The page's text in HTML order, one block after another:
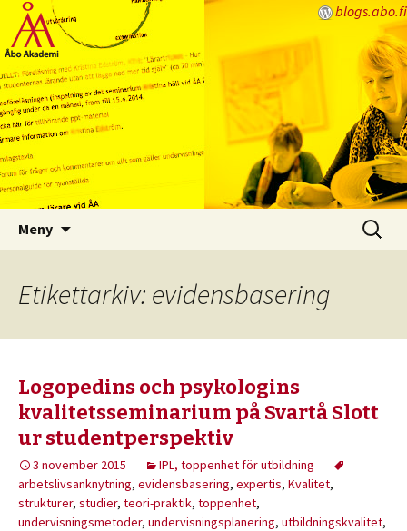
blogs.abo.fi
Lärarbloggen
Meny
Sök
efter:
Etikettarkiv: evidensbasering
Logopedins och psykologins
kvalitetsseminarium på Svartå Slott
ur studentperspektiv
3 november 2015
IPL, toppenhet för utbildning
arbetslivsanknytning, evidensbasering, expertis, Kvalitet,
strukturer, studier, teori-praktik, toppenhet,
undervisningsmetoder, undervisningsplanering, utbildningskvalitet,